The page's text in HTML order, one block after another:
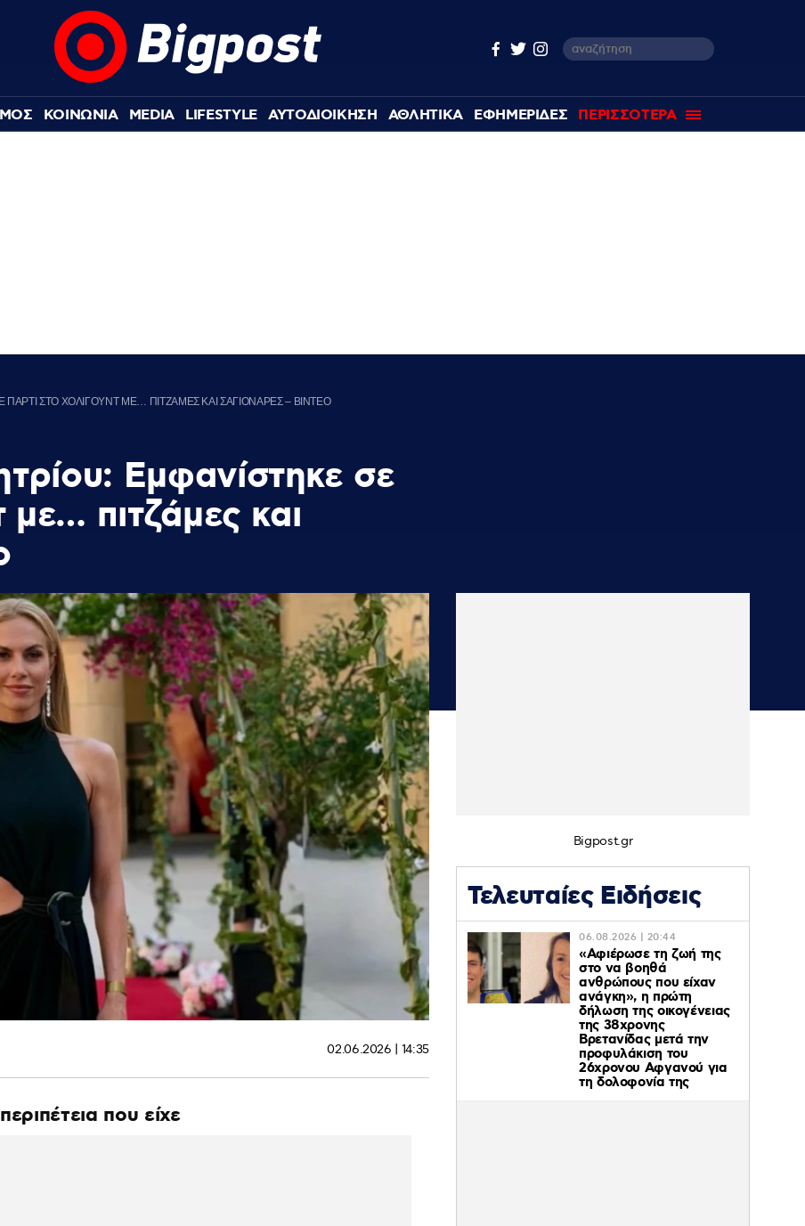
ΚΟΙΝΩΝΙΑ MEDIA LIFESTYLE ΑΥΤΟΔΙΟΙΚΗΣΗ ΑΘΛΗΤΙΚΑ ΕΦΗΜΕΡΙΔΕΣ ΠΕΡΙΣΣΟΤΕΡΑ
ΣΤΟ ΧΟΛΙΓΟΥΝΤ ΜΕ… ΠΙΤΖΑΜΕΣ ΚΑΙ ΣΑΓΙΟΝΑΡΕΣ – ΒΙΝΤΕΟ
Εμφανίστηκε σε
με… πιτζάμες και
02.06.2026 | 14:35
που είχε
Bigpost.gr
Τελευταίες Ειδήσεις
06.08.2026 | 20:44
«Αφιέρωσε τη ζωή της
στο να βοηθά
ανθρώπους που είχαν
ανάγκη», η πρώτη
δήλωση της οικογένειας
της 38χρονης
Βρετανίδας μετά την
προφυλάκιση του
26χρονου Αφγανού για
τη δολοφονία της